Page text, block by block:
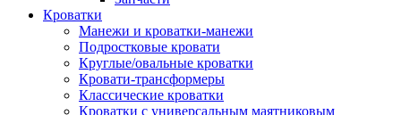
Кроватки
Манежи и кроватки-манежи
Подростковые кровати
Круглые/овальные кроватки
Кровати-трансформеры
Классические кроватки
Кроватки с универсальным маятниковым